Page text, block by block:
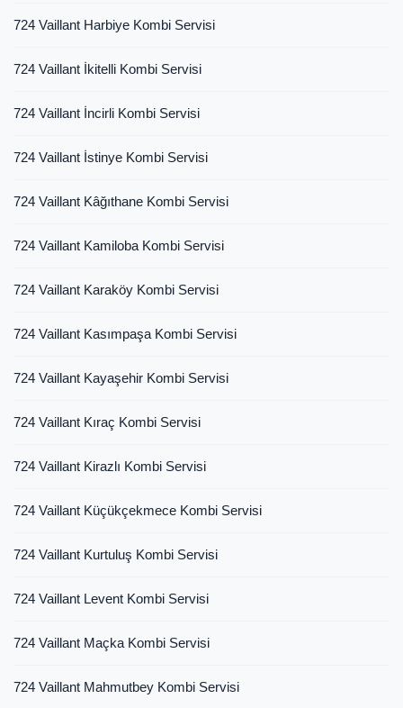
724 Vaillant Harbiye Kombi Servisi
724 Vaillant İkitelli Kombi Servisi
724 Vaillant İncirli Kombi Servisi
724 Vaillant İstinye Kombi Servisi
724 Vaillant Kâğıthane Kombi Servisi
724 Vaillant Kamiloba Kombi Servisi
724 Vaillant Karaköy Kombi Servisi
724 Vaillant Kasımpaşa Kombi Servisi
724 Vaillant Kayaşehir Kombi Servisi
724 Vaillant Kıraç Kombi Servisi
724 Vaillant Kirazlı Kombi Servisi
724 Vaillant Küçükçekmece Kombi Servisi
724 Vaillant Kurtuluş Kombi Servisi
724 Vaillant Levent Kombi Servisi
724 Vaillant Maçka Kombi Servisi
724 Vaillant Mahmutbey Kombi Servisi